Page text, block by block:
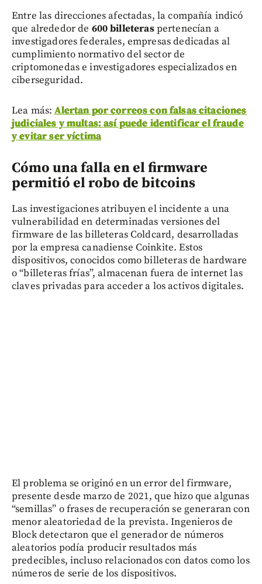
Entre las direcciones afectadas, la compañía indicó
que alrededor de 600 billeteraspertenecían a
investigadores federales, empresas dedicadas al
cumplimiento normativo del sector de
criptomonedas e investigadores especializados en
ciberseguridad.
Lea más:Alertan por correos con falsas citaciones
judiciales y multas: así puede identificar el fraude
y evitar ser víctima
Cómo una falla en el firmware
permitió el robo de bitcoins
Las investigaciones atribuyen el incidente a una
vulnerabilidad en determinadas versiones del
firmware de las billeteras Coldcard, desarrolladas
por la empresa canadiense Coinkite. Estos
dispositivos, conocidos como billeteras de hardware
o “billeteras frías”, almacenan fuera de internet las
claves privadas para acceder a los activos digitales.
El problema se originó en un error del firmware,
presente desde marzo de 2021, que hizo que algunas
“semillas” o frases de recuperación se generaran con
menor aleatoriedad de la prevista. Ingenieros de
Block detectaron que el generador de números
aleatorios podía producir resultados más
predecibles, incluso relacionados con datos como los
números de serie de los dispositivos.